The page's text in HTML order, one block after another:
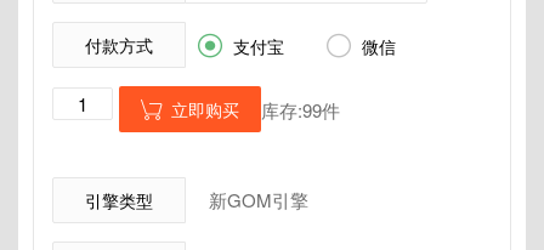
付款方式  支付宝  微信
 立即购买 库存:99件
引擎类型 新GOM引擎